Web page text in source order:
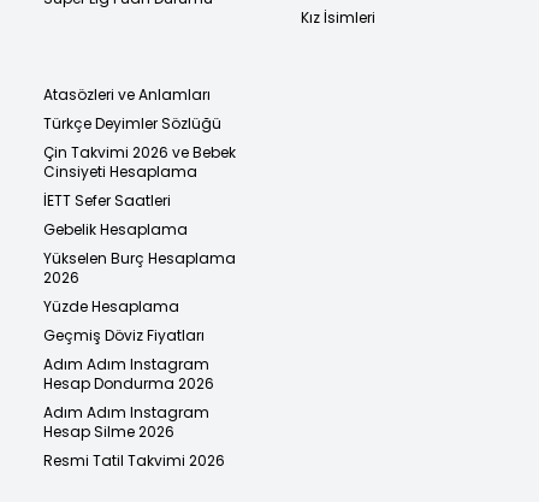
Kız İsimleri
Atasözleri ve Anlamları
Türkçe Deyimler Sözlüğü
Çin Takvimi 2026 ve Bebek
Cinsiyeti Hesaplama
İETT Sefer Saatleri
Gebelik Hesaplama
Yükselen Burç Hesaplama
2026
Yüzde Hesaplama
Geçmiş Döviz Fiyatları
Adım Adım Instagram
Hesap Dondurma 2026
Adım Adım Instagram
Hesap Silme 2026
Resmi Tatil Takvimi 2026